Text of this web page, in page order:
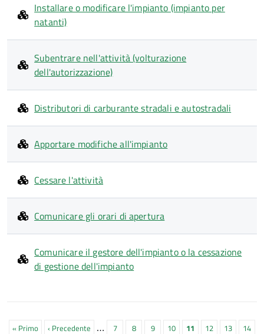
Installare o modificare l'impianto (impianto per
natanti)
Subentrare nell'attività (volturazione
dell'autorizzazione)
Distributori di carburante stradali e autostradali
Apportare modifiche all'impianto
Cessare l'attività
Comunicare gli orari di apertura
Comunicare il gestore dell'impianto o la cessazione
di gestione dell'impianto
Paginazione
Prima
« Primo Pagina
‹ Precedente … Pagina
7 Pagina
8 Pagina
9 Pagina
10 Pagina
11 Pagina
12 Pagina
13 14